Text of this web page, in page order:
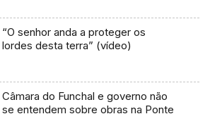
“O senhor anda a proteger os
lordes desta terra” (vídeo)
Câmara do Funchal e governo não
se entendem sobre obras na Ponte